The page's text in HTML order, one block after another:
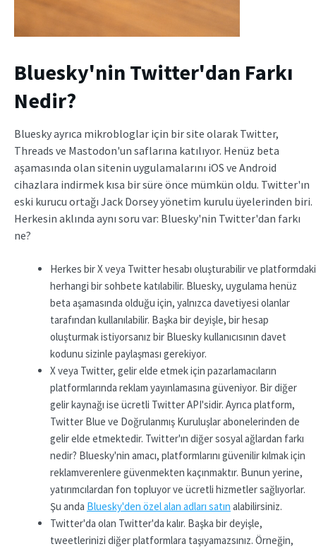
Bluesky'nin Twitter'dan Farkı
Nedir?
Bluesky ayrıca mikrobloglar için bir site olarak Twitter,
Threads ve Mastodon'un saflarına katılıyor. Henüz beta
aşamasında olan sitenin uygulamalarını iOS ve Android
cihazlara indirmek kısa bir süre önce mümkün oldu. Twitter'ın
eski kurucu ortağı Jack Dorsey yönetim kurulu üyelerinden biri.
Herkesin aklında aynı soru var: Bluesky'nin Twitter'dan farkı
ne?
Herkes bir X veya Twitter hesabı oluşturabilir ve platformdaki
herhangi bir sohbete katılabilir. Bluesky, uygulama henüz
beta aşamasında olduğu için, yalnızca davetiyesi olanlar
tarafından kullanılabilir. Başka bir deyişle, bir hesap
oluşturmak istiyorsanız bir Bluesky kullanıcısının davet
kodunu sizinle paylaşması gerekiyor.
X veya Twitter, gelir elde etmek için pazarlamacıların
platformlarında reklam yayınlamasına güveniyor. Bir diğer
gelir kaynağı ise ücretli Twitter API'sidir. Ayrıca platform,
Twitter Blue ve Doğrulanmış Kuruluşlar abonelerinden de
gelir elde etmektedir. Twitter'ın diğer sosyal ağlardan farkı
nedir? Bluesky'nin amacı, platformlarını güvenilir kılmak için
reklamverenlere güvenmekten kaçınmaktır. Bunun yerine,
yatırımcılardan fon topluyor ve ücretli hizmetler sağlıyorlar.
Şu anda Bluesky'den özel alan adları satın alabilirsiniz.
Twitter'da olan Twitter'da kalır. Başka bir deyişle,
tweetlerinizi diğer platformlara taşıyamazsınız. Örneğin,